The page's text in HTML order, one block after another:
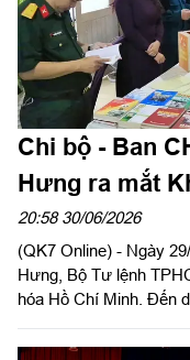
Chi bộ - Ban
Hưng ra mắt
Chí Minh
20:58 30/06/2026
(QK7 Online) - Ngày
Hưng, Bộ Tư lệnh
hóa Hồ Chí Minh. Đến
Dương Văn Dân, Ủy